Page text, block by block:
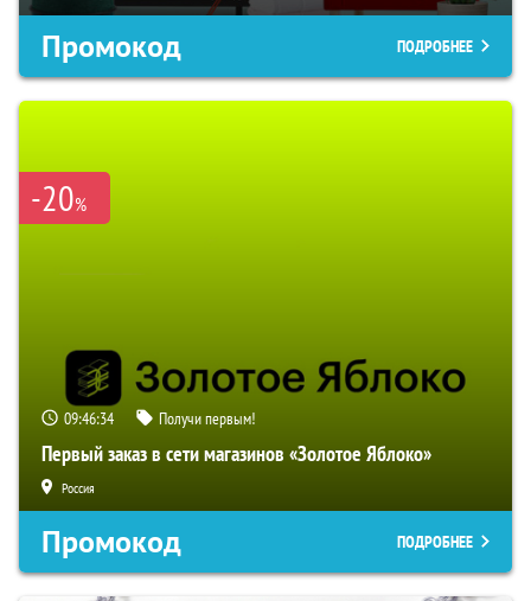
Промокод ПОДРОБНЕЕ
-20%
09:46:33 Получи первым!
Первый заказ в сети магазинов «Золотое Яблоко»
Россия
Промокод ПОДРОБНЕЕ